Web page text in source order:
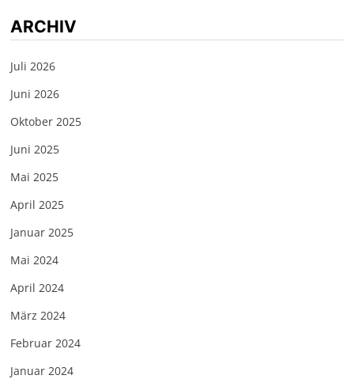
ARCHIV
Juli 2026
Juni 2026
Oktober 2025
Juni 2025
Mai 2025
April 2025
Januar 2025
Mai 2024
April 2024
März 2024
Februar 2024
Januar 2024